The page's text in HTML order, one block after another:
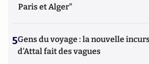
Paris et Alger"
5Gens du voyage : la nouvelle
d'Attal fait des vagues